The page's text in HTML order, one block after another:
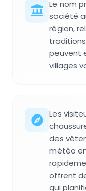
Le nom
société
région,
peuvent
villages
Les
des
météo
offrent
qui